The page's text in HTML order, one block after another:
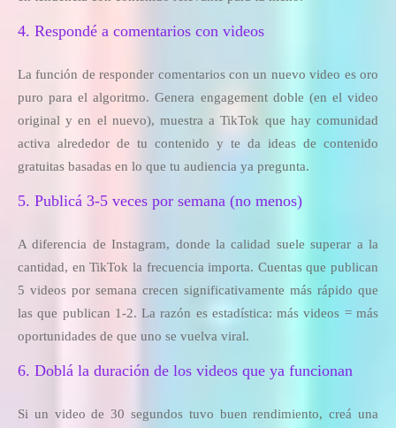
4. Respondé a comentarios con videos
La función de responder comentarios con un nuevo video es oro
puro para el algoritmo. Genera engagement doble (en el video
original y en el nuevo), muestra a TikTok que hay comunidad
activa alrededor de tu contenido y te da ideas de contenido
gratuitas basadas en lo que tu audiencia ya pregunta.
5. Publicá 3-5 veces por semana (no menos)
A diferencia de Instagram, donde la calidad suele superar a la
cantidad, en TikTok la frecuencia importa. Cuentas que publican
5 videos por semana crecen significativamente más rápido que
las que publican 1-2. La razón es estadística: más videos = más
oportunidades de que uno se vuelva viral.
6. Doblá la duración de los videos que ya funcionan
Si un video de 30 segundos tuvo buen rendimiento, creá una